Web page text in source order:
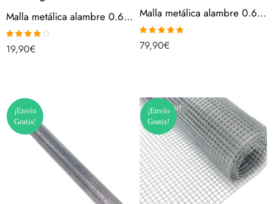
Malla metálica alambre 0.6mm electrosoldada galvanizada rejilla agujeros 6mm – Rollito 5m largo x 1mt ancho
Valorado
con4.00
19,90€
Malla metálica alambre 0.6mm electrosoldada galvanizada rejilla agujeros 6mm – Rollo 30m largo x 1mt ancho
Valorado con
5.00de 5
79,90€
¡Envío
Gratis!
¡Envío
Gratis!
SOLD OUT